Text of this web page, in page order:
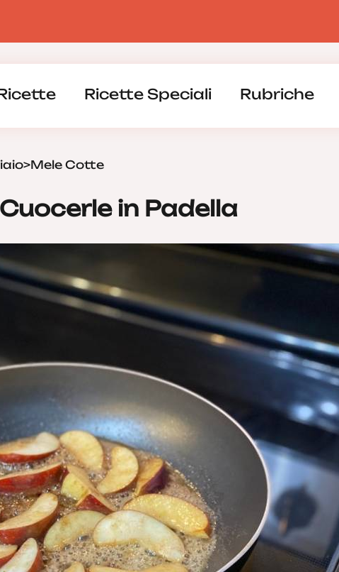
Ricette Speciali Rubriche
>Mele Cotte
in Padella